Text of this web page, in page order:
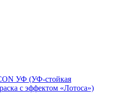
УФ (УФ-стойкая
с эффектом «Лотоса»)